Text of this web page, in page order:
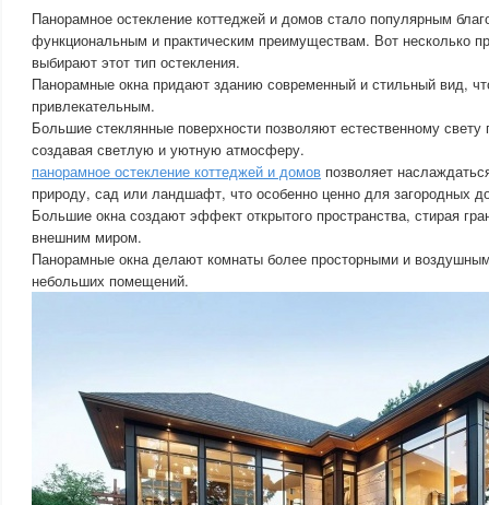
Панорамное остекление коттеджей и домов стало популярным
функциональным и практическим преимуществам. Вот несколько
выбирают этот тип остекления.
Панорамные окна придают зданию современный и стильный вид,
привлекательным.
Большие стеклянные поверхности позволяют естественному
создавая светлую и уютную атмосферу.
панорамное остекление коттеджей и домов позволяет
природу, сад или ландшафт, что особенно ценно для загородных
Большие окна создают эффект открытого пространства, стирая
внешним миром.
Панорамные окна делают комнаты более просторными и
небольших помещений.